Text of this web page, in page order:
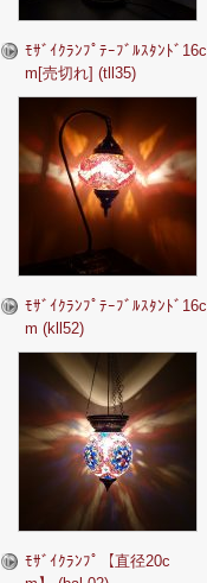
ﾓｻﾞｲｸﾗﾝﾌﾟﾃｰﾌﾞﾙｽﾀﾝﾄﾞ16c
m[売切れ] (tll35)
ﾓｻﾞｲｸﾗﾝﾌﾟﾃｰﾌﾞﾙｽﾀﾝﾄﾞ16c
m (kll52)
ﾓｻﾞｲｸﾗﾝﾌﾟ【直径20c